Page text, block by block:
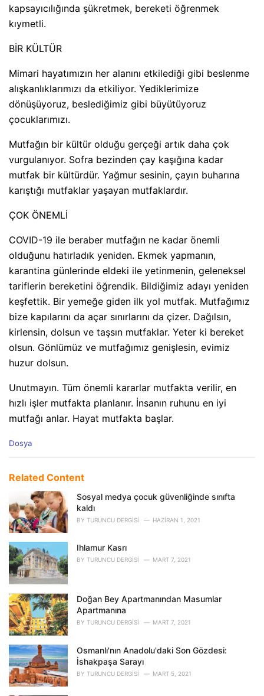
kapsayıcılığında şükretmek, bereketi öğrenmek
kıymetli.
BİR KÜLTÜR
Mimari hayatımızın her alanını etkilediği gibi beslenme
alışkanlıklarımızı da etkiliyor. Yediklerimize
dönüşüyoruz, beslediğimiz gibi büyütüyoruz
çocuklarımızı.
Mutfağın bir kültür olduğu gerçeği artık daha çok
vurgulanıyor. Sofra bezinden çay kaşığına kadar
mutfak bir kültürdür. Yağmur sesinin, çayın buharına
karıştığı mutfaklar yaşayan mutfaklardır.
ÇOK ÖNEMLİ
COVID-19 ile beraber mutfağın ne kadar önemli
olduğunu hatırladık yeniden. Ekmek yapmanın,
karantina günlerinde eldeki ile yetinmenin, geleneksel
tariflerin bereketini öğrendik. Bildiğimiz adayı yeniden
keşfettik. Bir yemeğe giden ilk yol mutfak. Mutfağımız
bize kapılarını da açar sınırlarını da çizer. Dağılsın,
kirlensin, dolsun ve taşsın mutfaklar. Yeter ki bereket
olsun. Gönlümüz ve mutfağımız genişlesin, evimiz
huzur dolsun.
Unutmayın. Tüm önemli kararlar mutfakta verilir, en
hızlı işler mutfakta planlanır. İnsanın ruhunu en iyi
mutfağı anlar. Hayat mutfakta başlar.
C
e
r
i
e
:
Dosya
Related Content
Sosyal medya çocuk güvenliğinde sınıfta
kaldı
BY TURUNCU DERGISI HAZIRAN 1, 2021
Ihlamur Kasrı
BY TURUNCU DERGISI MART 7, 2021
Doğan Bey Apartmanından Masumlar
Apartmanına
BY TURUNCU DERGISI MART 7, 2021
Osmanlı'nın Anadolu'daki Son Gözdesi:
İshakpaşa Sarayı
BY TURUNCU DERGISI MART 5, 2021